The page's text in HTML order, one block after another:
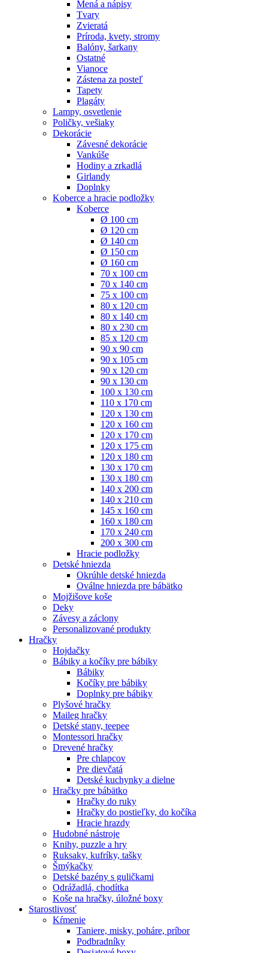
Mená a nápisy
Tvary
Zvieratá
Príroda, kvety, stromy
Balóny, šarkany
Ostatné
Vianoce
Zástena za posteľ
Tapety
Plagáty
Lampy, osvetlenie
Poličky, vešiaky
Dekorácie
Závesné dekorácie
Vankúše
Hodiny a zrkadlá
Girlandy
Doplnky
Koberce a hracie podložky
Koberce
Ø 100 cm
Ø 120 cm
Ø 140 cm
Ø 150 cm
Ø 160 cm
70 x 100 cm
70 x 140 cm
75 x 100 cm
80 x 120 cm
80 x 140 cm
80 x 230 cm
85 x 120 cm
90 x 90 cm
90 x 105 cm
90 x 120 cm
90 x 130 cm
100 x 130 cm
110 x 170 cm
120 x 130 cm
120 x 160 cm
120 x 170 cm
120 x 175 cm
120 x 180 cm
130 x 170 cm
130 x 180 cm
140 x 200 cm
140 x 210 cm
145 x 160 cm
160 x 180 cm
170 x 240 cm
200 x 300 cm
Hracie podložky
Detské hniezda
Okrúhle detské hniezda
Oválne hniezda pre bábätko
Mojžišove koše
Deky
Závesy a záclony
Personalizované produkty
Hračky
Hojdačky
Bábiky a kočíky pre bábiky
Bábiky
Kočíky pre bábiky
Doplnky pre bábiky
Plyšové hračky
Maileg hračky
Detské stany, teepee
Montessori hračky
Drevené hračky
Pre chlapcov
Pre dievčatá
Detské kuchynky a dielne
Hračky pre bábätko
Hračky do ruky
Hračky do postieľky, do kočíka
Hracie hrazdy
Hudobné nástroje
Knihy, puzzle a hry
Ruksaky, kufríky, tašky
Šmýkačky
Detské bazény s guličkami
Odrážadlá, chodítka
Koše na hračky, úložné boxy
Starostlivosť
Kŕmenie
Taniere, misky, poháre, príbor
Podbradníky